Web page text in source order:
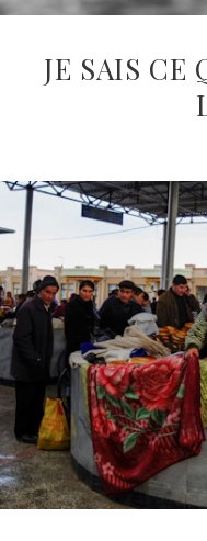
JE SAIS CE